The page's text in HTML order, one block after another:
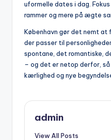
uformelle dates i dag.
rammer og mere på ægte
København gør det nemt at
der passer til
spontane, det romantiske,
– og det er netop derfor,
kærlighed og nye
admin
View All Posts